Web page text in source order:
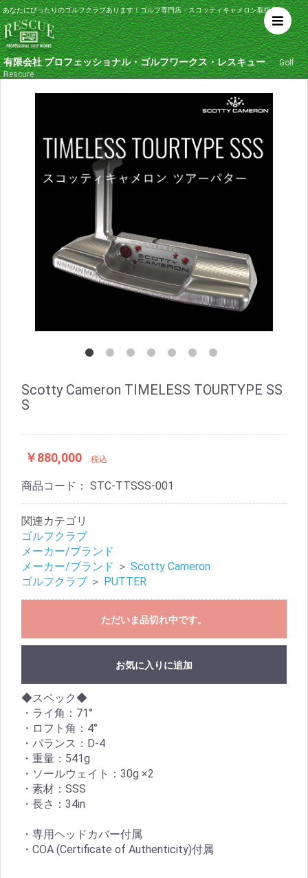
あなたにぴったりのゴルフクラブあります！ゴルフ専門店・スコッティキャメロン取扱店
有限会社 プロフェッショナル・ゴルフワークス・レスキュー
Golf
Rescure
Scotty Cameron TIMELESS TOURTYPE SS
S
￥880,000 税込
商品コード： STC-TTSSS-001
関連カテゴリ
ゴルフクラブ
メーカー/ブランド
メーカー/ブランド ＞ Scotty Cameron
ゴルフクラブ ＞ PUTTER
ただいま品切れ中です。
お気に入りに追加
◆スペック◆
・ライ角：71°
・ロフト角：4°
・バランス：D-4
・重量：541g
・ソールウェイト：30g ×2
・素材：SSS
・長さ：34in
・専用ヘッドカバー付属
・COA (Certificate of Authenticity)付属